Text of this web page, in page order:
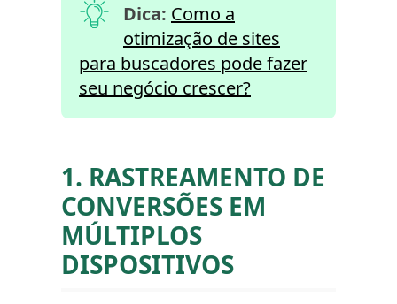
Dica: Como a
otimização de sites
para buscadores pode fazer
seu negócio crescer?
1. RASTREAMENTO DE
CONVERSÕES EM
MÚLTIPLOS
DISPOSITIVOS